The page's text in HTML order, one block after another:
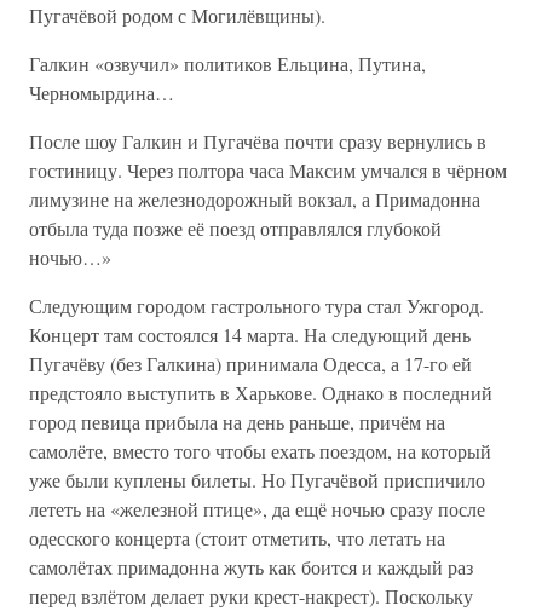
Пугачёвой родом с Могилёвщины).
Галкин «озвучил» политиков Ельцина, Путина,
Черномырдина…
После шоу Галкин и Пугачёва почти сразу вернулись в
гостиницу. Через полтора часа Максим умчался в чёрном
лимузине на железнодорожный вокзал, а Примадонна
отбыла туда позже её поезд отправлялся глубокой
ночью…»
Следующим городом гастрольного тура стал Ужгород.
Концерт там состоялся 14 марта. На следующий день
Пугачёву (без Галкина) принимала Одесса, а 17-го ей
предстояло выступить в Харькове. Однако в последний
город певица прибыла на день раньше, причём на
самолёте, вместо того чтобы ехать поездом, на который
уже были куплены билеты. Но Пугачёвой приспичило
лететь на «железной птице», да ещё ночью сразу после
одесского концерта (стоит отметить, что летать на
самолётах примадонна жуть как боится и каждый раз
перед взлётом делает руки крест-накрест). Поскольку